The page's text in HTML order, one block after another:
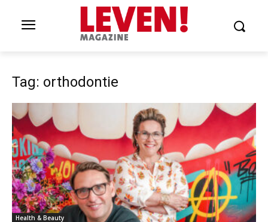
Tag: orthodontie
Health & Beauty